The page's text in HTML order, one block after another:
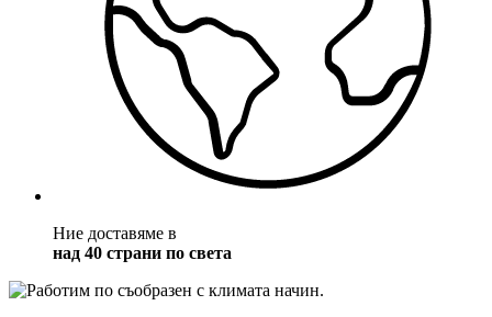
Ние доставяме в
над 40 страни по света